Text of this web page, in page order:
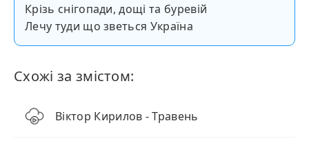
Крізь снігопади, дощі та буревій
Лечу туди що зветься Україна
Схожі за змістом:
Віктор Кирилов - Травень